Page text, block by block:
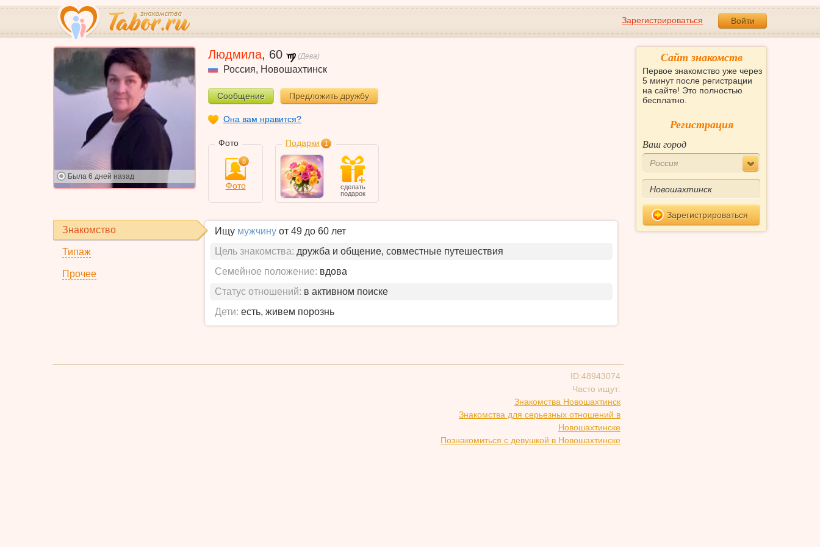
Зарегистрироваться Войти
Была 6 дней назад
Людмила, 60 (Дева)
Россия, Новошахтинск
Сообщение Предложить дружбу
Она вам нравится?
Фото
8
Фото
Подарки 1
сделать
подарок
Знакомство
Типаж
Прочее
Ищу мужчину от 49 до 60 лет
Цель знакомства: дружба и общение, совместные путешествия
Семейное положение: вдова
Статус отношений: в активном поиске
Дети: есть, живем порознь
ID:48943074
Часто ищут:
Знакомства Новошахтинск
Знакомства для серьезных отношений в
Новошахтинске
Познакомиться с девушкой в Новошахтинске
Сайт знакомств
Первое знакомство уже через
5 минут после регистрации
на сайте! Это полностью
бесплатно.
Регистрация
Ваш город
Россия
Зарегистрироваться